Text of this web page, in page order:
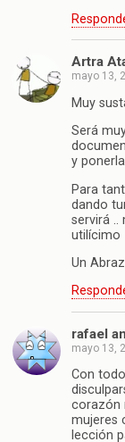
Artra
mayo 13,
Muy
Será
y
Para
dando
servirá ..
utilícimo
Un
rafael
mayo 13,
Con
corazón
mujeres
lección